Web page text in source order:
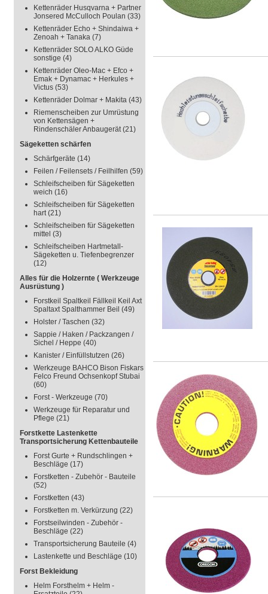
Kettenräder Husqvarna + Partner
Jonsered McCulloch Poulan (33)
Kettenräder Echo + Shindaiwa +
Zenoah + Tanaka (7)
Kettenräder SOLO ALKO Güde
sonstige (4)
Kettenräder Oleo-Mac + Efco +
Emak + Dynamac + Herkules +
Victus (53)
Kettenräder Dolmar + Makita (43)
Riemenscheiben zur Umrüstung
von Kettensägen +
Rindenschäler Anbaugerät(21)
Sägeketten schärfen
Schärfgeräte (14)
Feilen / Feilensets / Feilhilfen (59)
Schleifscheiben für Sägeketten
weich (16)
Schleifscheiben für Sägeketten
hart(21)
Schleifscheiben für Sägeketten
mittel (3)
Schleifscheiben Hartmetall-
Sägeketten u. Tiefenbegrenzer
(12)
Alles für die Holzernte ( Werkzeuge
Ausrüstung )
Forstkeil Spaltkeil Fällkeil Keil Axt
Spaltaxt Spalthammer Beil (49)
Holster / Taschen (32)
Sappie / Haken / Packzangen /
Sichel / Heppe (40)
Kanister / Einfüllstutzen (26)
Werkzeuge BAHCO Bison Fiskars
Felco Freund Ochsenkopf Stubai
(60)
Forst - Werkzeuge (70)
Werkzeuge für Reparatur und
Pflege (21)
Forstkette Lastenkette
Transportsicherung Kettenbauteile
Forst Gurte + Rundschlingen +
Beschläge (17)
Forstketten - Zubehör - Bauteile
(52)
Forstketten (43)
Forstketten m. Verkürzung (22)
Forstseilwinden - Zubehör -
Beschläge (22)
Transportsicherung Bauteile (4)
Lastenkette und Beschläge (10)
Forst Bekleidung
Helm Forsthelm + Helm -